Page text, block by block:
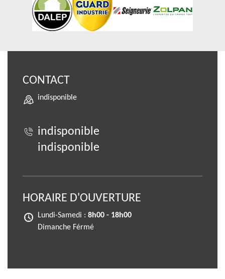
CONTACT
indisponible
indisponible
indisponible
HORAIRE D'OUVERTURE
Lundi-Samedi : 8h00 - 18h00
Dimanche Férmé